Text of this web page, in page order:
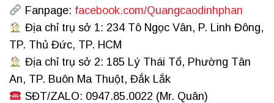
Fanpage: facebook.com/Quangcaodinhphan
Địa chỉ trụ sở 1: 234 Tô Ngọc Vân, P. Linh Đông,
TP. Thủ Đức, TP. HCM
Địa chỉ trụ sở 2: 185 Lý Thái Tổ, Phường Tân
An, TP. Buôn Ma Thuột, Đắk Lắk
SĐT/ZALO: 0947.85.0022 (Mr. Quân)